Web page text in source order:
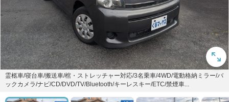
霊柩車/寝台車/搬送車/棺・ストレッチャー対応/3名乗車/4WD/電動格納ミラー/バ
ックカメラ/ナビ/CD/DVD/TV/Bluetooth/キーレスキー/ETC/禁煙車...